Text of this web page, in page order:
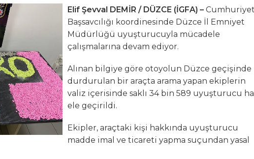
Kütahya Valisine tepki gösterdi
Patpat Kazası: 3’ü Çocuk 7 Kişi Yaralandı
boğulma paniği
Elif Şevval DEMİR / DÜZCE (İGFA) –
Başsavcılığı koordinesinde Düzce İl Emniyet
Müdürlüğü uyuşturucuyla mücadele
çalışmalarına devam ediyor.
Alınan bilgiye göre otoyolun Düzce geçişinde
durdurulan bir araçta arama yapan ekiplerin
valiz içerisinde saklı 34 bin 589 uyuşturucu
ele geçirildi.
Ekipler, araçtaki kişi hakkında uyuşturucu
madde imal ve ticareti yapma suçundan yasal